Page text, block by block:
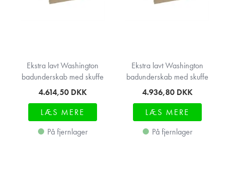
Ekstra lavt Washington
badunderskab med skuffe
4.614,50 DKK
LÆS MERE
På fjernlager
Ekstra lavt Washington
badunderskab med skuffe
4.936,80 DKK
LÆS MERE
På fjernlager